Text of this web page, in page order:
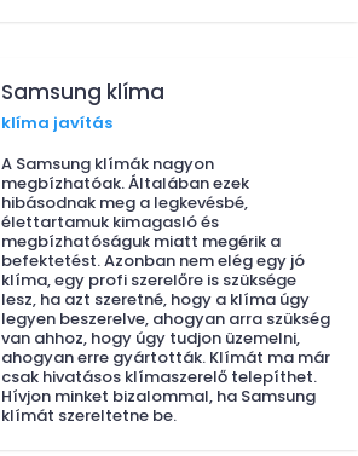
Samsung klíma
klíma javítás
A Samsung klímák nagyon
megbízhatóak. Általában ezek
hibásodnak meg a legkevésbé,
élettartamuk kimagasló és
megbízhatóságuk miatt megérik a
befektetést. Azonban nem elég egy jó
klíma, egy profi szerelőre is szüksége
lesz, ha azt szeretné, hogy a klíma úgy
legyen beszerelve, ahogyan arra szükség
van ahhoz, hogy úgy tudjon üzemelni,
ahogyan erre gyártották. Klímát ma már
csak hivatásos klímaszerelő telepíthet.
Hívjon minket bizalommal, ha Samsung
klímát szereltetne be.